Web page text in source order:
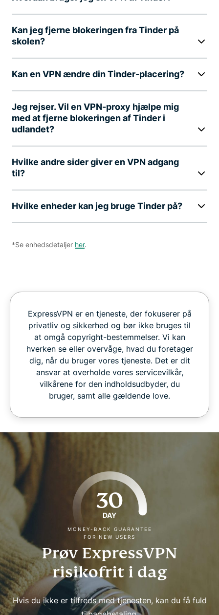
Kan jeg fjerne blokeringen fra Tinder på
skolen?
Kan en VPN ændre din Tinder-placering?
Jeg rejser. Vil en VPN-proxy hjælpe mig
med at fjerne blokeringen af Tinder i
udlandet?
Hvilke andre sider giver en VPN adgang
til?
Hvilke enheder kan jeg bruge Tinder på?
*Se enhedsdetaljer her.
ExpressVPN er en tjeneste, der fokuserer på
privatliv og sikkerhed og bør ikke bruges til
at omgå copyright-bestemmelser. Vi kan
hverken se eller overvåge, hvad du foretager
dig, når du bruger vores tjeneste. Det er dit
ansvar at overholde vores servicevilkår,
vilkårene for den indholdsudbyder, du
bruger, samt alle gældende love.
30
DAY
MONEY-BACK GUARANTEE
FOR NEW USERS
Prøv ExpressVPN
risikofrit i dag
Hvis du ikke er tilfreds med tjenesten, kan du få fuld